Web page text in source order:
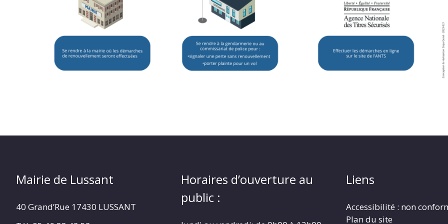
Mairie de Lussant
40 Grand’Rue 17430 LUSSANT
Horaires d’ouverture au
public :
Liens
Accessibilité : non
Plan du site